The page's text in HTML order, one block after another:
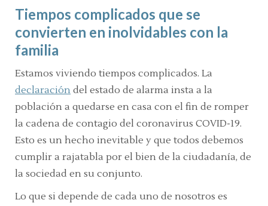
Tiempos complicados que se
convierten en inolvidables con la
familia
Estamos viviendo tiempos complicados. La
declaración del estado de alarma insta a la
población a quedarse en casa con el fin de romper
la cadena de contagio del coronavirus COVID-19.
Esto es un hecho inevitable y que todos debemos
cumplir a rajatabla por el bien de la ciudadanía, de
la sociedad en su conjunto.
Lo que si depende de cada uno de nosotros es